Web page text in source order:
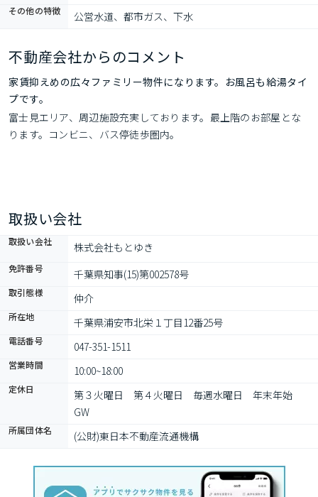
その他の特徴 公営水道、都市ガス、下水
不動産会社からのコメント
家賃抑えめの広々ファミリー物件になります。お風呂も給湯タイ
プです。
富士見エリア、周辺施設充実しております。最上階のお部屋とな
ります。コンビニ、バス停徒歩圏内。
取扱い会社
取扱い会社 株式会社もとゆき
免許番号 千葉県知事(15)第002578号
取引態様 仲介
所在地 千葉県浦安市北栄１丁目12番25号
電話番号 047-351-1511
営業時間 10:00~18:00
定休日
第３火曜日　第４火曜日　毎週水曜日　年末年始
GW
所属団体名 (公財)東日本不動産流通機構